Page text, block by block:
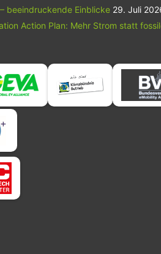
beeindruckende Einblicke 29. Juli
Action Plan: Mehr Strom statt